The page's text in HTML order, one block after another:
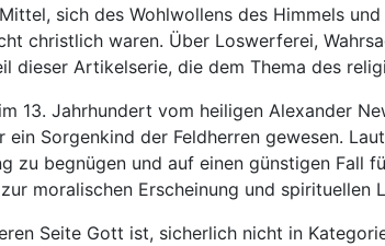
sich des Wohlwollens des Himmels
christlich waren. Über Loswerferei,
Artikelserie, die dem Thema des
13. Jahrhundert vom heiligen Alexander
Sorgenkind der Feldherren gewesen.
begnügen und auf einen günstigen Fall
moralischen Erscheinung und spirituellen
Seite Gott ist, sicherlich nicht in